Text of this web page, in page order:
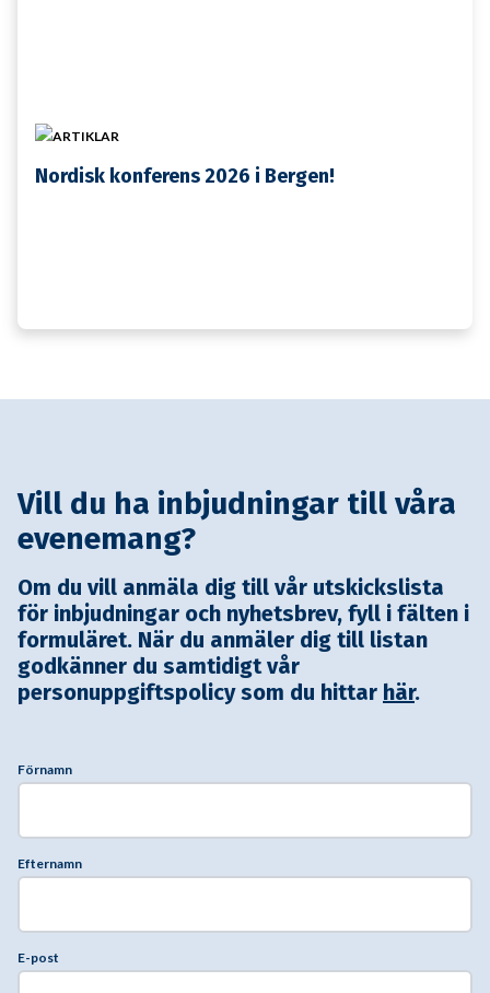
ARTIKLAR
Nordisk konferens 2026 i Bergen!
Vill du ha inbjudningar till våra
evenemang?
Om du vill anmäla dig till vår utskickslista
för inbjudningar och nyhetsbrev, fyll i fälten i
formuläret. När du anmäler dig till listan
godkänner du samtidigt vår
personuppgiftspolicy som du hittar här.
Förnamn
Efternamn
E-post